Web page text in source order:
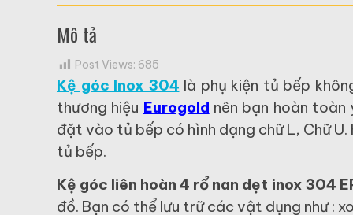
Mô tả
Post Views: 685
Kệ góc Inox 304 là phụ kiện tủ bếp
thương hiệu Eurogold nên bạn hoàn
đặt vào tủ bếp có hình dạng chữ L, Chữ
tủ bếp.
Kệ góc liên hoàn 4 rổ nan dẹt inox 304
đồ. Bạn có thể lưu trữ các vật dụng như :